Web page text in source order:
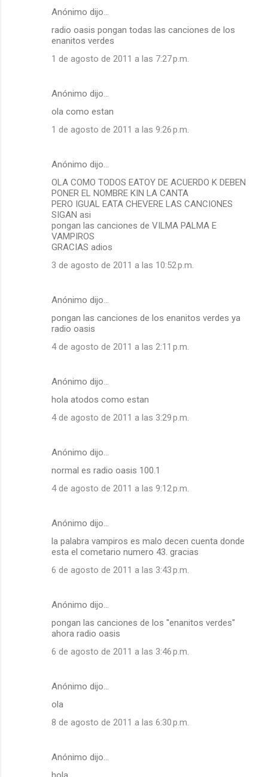
Anónimo dijo…
radio oasis pongan todas las canciones de los
enanitos verdes
1 de agosto de 2011 a las 7:27 p.m.
Anónimo dijo…
ola como estan
1 de agosto de 2011 a las 9:26 p.m.
Anónimo dijo…
OLA COMO TODOS EATOY DE ACUERDO K DEBEN
PONER EL NOMBRE KIN LA CANTA
PERO IGUAL EATA CHEVERE LAS CANCIONES
SIGAN asi
pongan las canciones de VILMA PALMA E
VAMPIROS
GRACIAS adios
3 de agosto de 2011 a las 10:52 p.m.
Anónimo dijo…
pongan las canciones de los enanitos verdes ya
radio oasis
4 de agosto de 2011 a las 2:11 p.m.
Anónimo dijo…
hola atodos como estan
4 de agosto de 2011 a las 3:29 p.m.
Anónimo dijo…
normal es radio oasis 100.1
4 de agosto de 2011 a las 9:12 p.m.
Anónimo dijo…
la palabra vampiros es malo decen cuenta donde
esta el cometario numero 43. gracias
6 de agosto de 2011 a las 3:43 p.m.
Anónimo dijo…
pongan las canciones de los ''enanitos verdes''
ahora radio oasis
6 de agosto de 2011 a las 3:46 p.m.
Anónimo dijo…
ola
8 de agosto de 2011 a las 6:30 p.m.
Anónimo dijo…